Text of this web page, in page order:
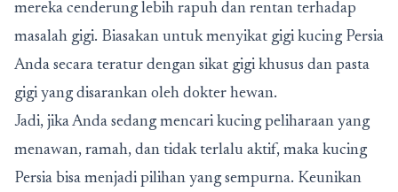
mereka cenderung lebih rapuh dan rentan terhadap
masalah gigi. Biasakan untuk menyikat gigi kucing Persia
Anda secara teratur dengan sikat gigi khusus dan pasta
gigi yang disarankan oleh dokter hewan.
Jadi, jika Anda sedang mencari kucing peliharaan yang
menawan, ramah, dan tidak terlalu aktif, maka kucing
Persia bisa menjadi pilihan yang sempurna. Keunikan